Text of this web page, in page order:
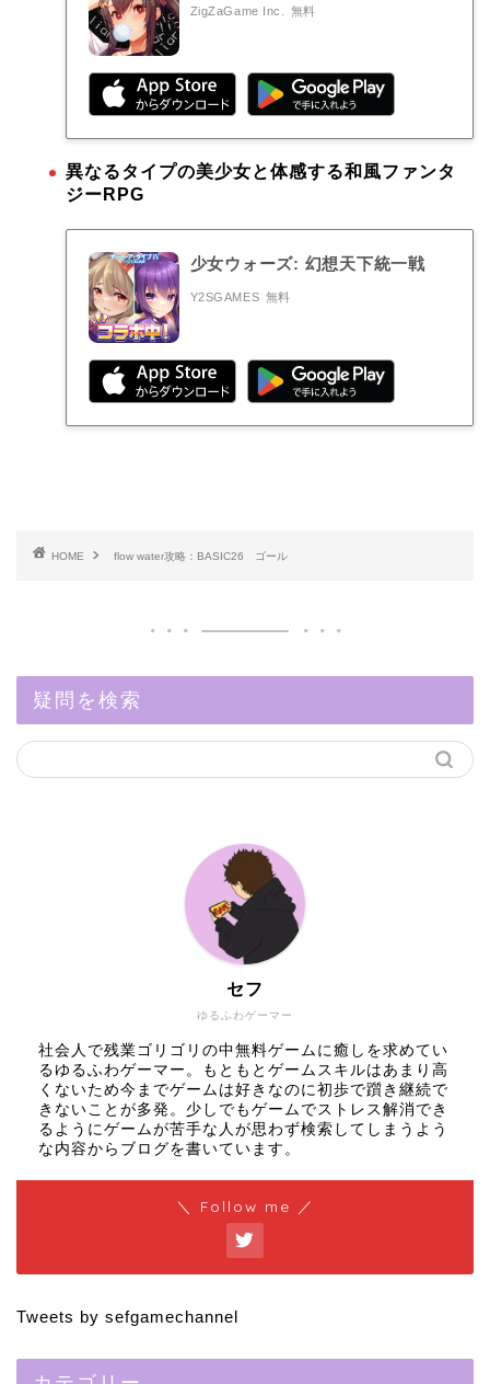
ZigZaGame Inc. 無料
異なるタイプの美少女と体感する和風ファンタ
ジーRPG
少女ウォーズ: 幻想天下統一戦
Y2SGAMES 無料
HOME flow water攻略：BASIC26 ゴール
疑問を検索
ゆるふわゲーマー
セフ
社会人で残業ゴリゴリの中無料ゲームに癒しを求めてい
るゆるふわゲーマー。もともとゲームスキルはあまり高
くないため今までゲームは好きなのに初歩で躓き継続で
きないことが多発。少しでもゲームでストレス解消でき
るようにゲームが苦手な人が思わず検索してしまうよう
な内容からブログを書いています。
＼ Follow me ／
Tweets by sefgamechannel